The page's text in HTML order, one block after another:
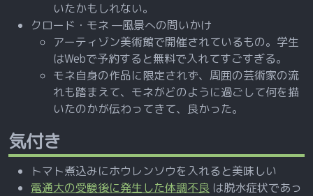
いたかもしれない。
クロード・モネ —風景への問いかけ
アーティゾン美術館で開催されているもの。学生
はWebで予約すると無料で入れてすごすぎる。
モネ自身の作品に限定されず、周囲の芸術家の流
れも踏まえて、モネがどのように過ごして何を描
いたのかが伝わってきて、良かった。
気付き
トマト煮込みにホウレンソウを入れると美味しい
電通大の受験後に発生した体調不良 は脱水症状であっ